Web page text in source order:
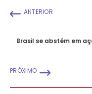
ANTERIOR
Brasil se abstém em
PRÓXIMO